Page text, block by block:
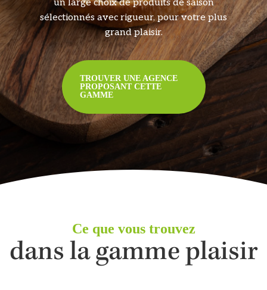
un large choix de produits de saison
sélectionnés avec rigueur, pour votre plus
grand plaisir.
TROUVER UNE AGENCE
PROPOSANT CETTE
GAMME
Ce que vous trouvez
dans la gamme plaisir